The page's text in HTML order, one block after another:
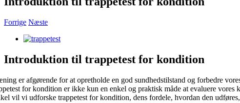
Forrige Næste
Se
billede
Introduktion til trappetest for kondition
er afgørende for at opretholde en god sundhedstilstand og forbedre
for kondition er ikke kun en enkel og praktisk måde at evaluere
vil vi udforske trappetest for kondition, dens fordele, hvordan den